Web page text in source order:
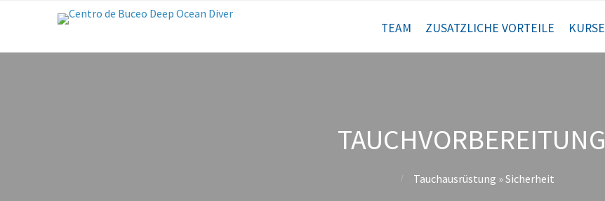
TEAM ZUSATZLICHE VORTEILE KURSE
TAUCHVORBEREITUNG
Tauchausrüstung »Sicherheit